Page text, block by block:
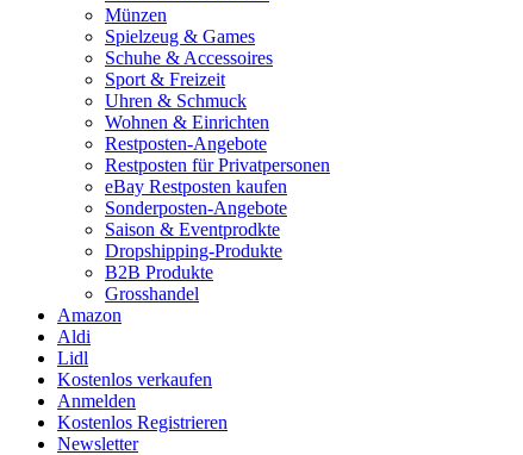
Münzen
Spielzeug & Games
Schuhe & Accessoires
Sport & Freizeit
Uhren & Schmuck
Wohnen & Einrichten
Restposten-Angebote
Restposten für Privatpersonen
eBay Restposten kaufen
Sonderposten-Angebote
Saison & Eventprodkte
Dropshipping-Produkte
B2B Produkte
Grosshandel
Amazon
Aldi
Lidl
Kostenlos verkaufen
Anmelden
Kostenlos Registrieren
Newsletter